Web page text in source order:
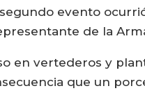
evento
de la
en vertederos y
que un